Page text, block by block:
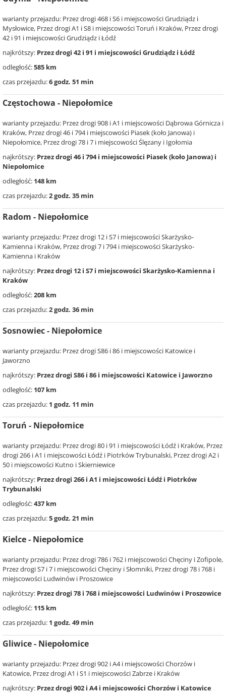
warianty przejazdu: Przez drogi 468 i S6 i miejscowości Grudziądz i
Mysłowice, Przez drogi A1 i S8 i miejscowości Toruń i Kraków, Przez drogi
42 i 91 i miejscowości Grudziądz i Łódź
najkrótszy: Przez drogi 42 i 91 i miejscowości Grudziądz i Łódź
odległość:585 km
czas przejazdu:6 godz. 51 min
Częstochowa - Niepołomice
warianty przejazdu: Przez drogi 908 i A1 i miejscowości Dąbrowa Górnicza i
Kraków, Przez drogi 46 i 794 i miejscowości Piasek (koło Janowa) i
Niepołomice, Przez drogi 78 i 7 i miejscowości Ślęzany i Igołomia
najkrótszy: Przez drogi 46 i 794 i miejscowości Piasek (koło Janowa) i
Niepołomice
odległość: 148 km
czas przejazdu:2 godz. 35 min
Radom - Niepołomice
warianty przejazdu: Przez drogi 12 i S7 i miejscowości Skarżysko-
Kamienna i Kraków, Przez drogi 7 i 794 i miejscowości Skarżysko-
Kamienna i Kraków
najkrótszy: Przez drogi 12 i S7 i miejscowości Skarżysko-Kamienna i
Kraków
odległość:208 km
czas przejazdu:2 godz. 36 min
Sosnowiec - Niepołomice
warianty przejazdu: Przez drogi S86 i 86 i miejscowości Katowice i
Jaworzno
najkrótszy: Przez drogi S86 i 86 i miejscowości Katowice i Jaworzno
odległość: 107 km
czas przejazdu: 1 godz. 11 min
Toruń - Niepołomice
warianty przejazdu: Przez drogi 80 i 91 i miejscowości Łódź i Kraków, Przez
drogi 266 i A1 i miejscowości Łódź i Piotrków Trybunalski, Przez drogi A2 i
50 i miejscowości Kutno i Skierniewice
najkrótszy: Przez drogi 266 i A1 i miejscowości Łódź i Piotrków
Trybunalski
odległość:437 km
czas przejazdu:5 godz. 21 min
Kielce - Niepołomice
warianty przejazdu: Przez drogi 786 i 762 i miejscowości Chęciny i Zofipole,
Przez drogi S7 i 7 i miejscowości Chęciny i Słomniki, Przez drogi 78 i 768 i
miejscowości Ludwinów i Proszowice
najkrótszy: Przez drogi 78 i 768 i miejscowości Ludwinów i Proszowice
odległość: 115 km
czas przejazdu: 1 godz. 49 min
Gliwice - Niepołomice
warianty przejazdu: Przez drogi 902 i A4 i miejscowości Chorzów i
Katowice, Przez drogi A1 i S1 i miejscowości Zabrze i Kraków
najkrótszy: Przez drogi 902 i A4 i miejscowości Chorzów i Katowice